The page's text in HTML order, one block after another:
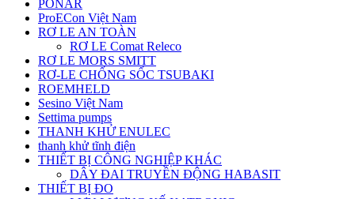
PONAR
ProECon Việt Nam
RƠ LE AN TOÀN
RƠ LE Comat Releco
RƠ LE MORS SMITT
RƠ-LE CHỐNG SỐC TSUBAKI
ROEMHELD
Sesino Việt Nam
Settima pumps
THANH KHỬ ENULEC
thanh khử tĩnh điện
THIẾT BỊ CÔNG NGHIỆP KHÁC
DÂY ĐAI TRUYỀN ĐỘNG HABASIT
THIẾT BỊ ĐO